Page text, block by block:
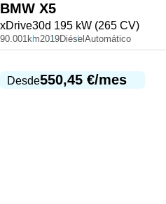
BMW X5
xDrive30d 195 kW (265 CV)
90.001km2019Diésel Automático
Desde550,45 €/mes